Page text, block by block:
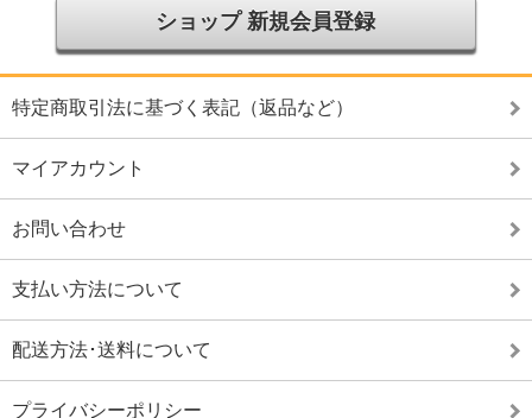
ショップ 新規会員登録
特定商取引法に基づく表記（返品など）
マイアカウント
お問い合わせ
支払い方法について
配送方法･送料について
プライバシーポリシー